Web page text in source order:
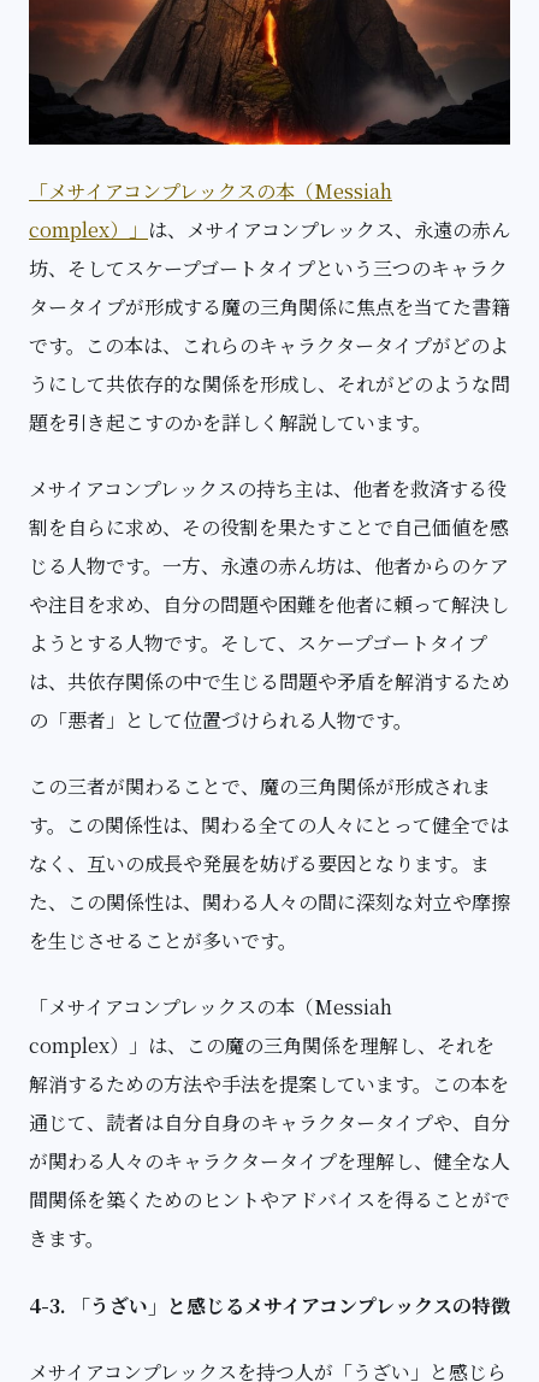
「メサイアコンプレックスの本（Messiah
complex）」 は、メサイアコンプレックス、永遠の赤ん
坊、そしてスケープゴートタイプという三つのキャラク
タータイプが形成する魔の三角関係に焦点を当てた書籍
です。この本は、これらのキャラクタータイプがどのよ
うにして共依存的な関係を形成し、それがどのような問
題を引き起こすのかを詳しく解説しています。
メサイアコンプレックスの持ち主は、他者を救済する役
割を自らに求め、その役割を果たすことで自己価値を感
じる人物です。一方、永遠の赤ん坊は、他者からのケア
や注目を求め、自分の問題や困難を他者に頼って解決し
ようとする人物です。そして、スケープゴートタイプ
は、共依存関係の中で生じる問題や矛盾を解消するため
の「悪者」として位置づけられる人物です。
この三者が関わることで、魔の三角関係が形成されま
す。この関係性は、関わる全ての人々にとって健全では
なく、互いの成長や発展を妨げる要因となります。ま
た、この関係性は、関わる人々の間に深刻な対立や摩擦
を生じさせることが多いです。
「メサイアコンプレックスの本（Messiah
complex）」は、この魔の三角関係を理解し、それを
解消するための方法や手法を提案しています。この本を
通じて、読者は自分自身のキャラクタータイプや、自分
が関わる人々のキャラクタータイプを理解し、健全な人
間関係を築くためのヒントやアドバイスを得ることがで
きます。
4-3. 「うざい」と感じるメサイアコンプレックスの特徴
メサイアコンプレックスを持つ人が「うざい」と感じら